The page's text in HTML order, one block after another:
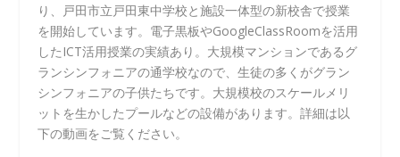
り、戸田市立戸田東中学校と施設一体型の新校舎で授業
を開始しています。電子黒板やGoogleClassRoomを活用
したICT活用授業の実績あり。大規模マンションであるグ
ランシンフォニアの通学校なので、生徒の多くがグラン
シンフォニアの子供たちです。大規模校のスケールメリ
ットを生かしたプールなどの設備があります。詳細は以
下の動画をご覧ください。